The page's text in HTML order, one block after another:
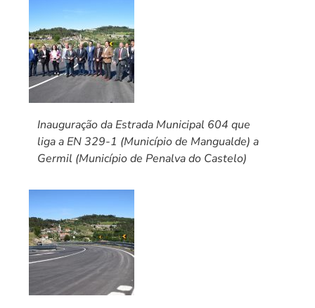
Inauguração da Estrada Municipal 604 que
liga a EN 329-1 (Município de Mangualde) a
Germil (Município de Penalva do Castelo)